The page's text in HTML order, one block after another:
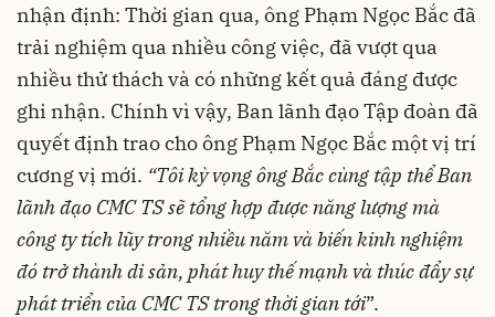
nhận định: Thời gian qua, ông Phạm Ngọc Bắc đã
trải nghiệm qua nhiều công việc, đã vượt qua
nhiều thử thách và có những kết quả đáng được
ghi nhận. Chính vì vậy, Ban lãnh đạo Tập đoàn đã
quyết định trao cho ông Phạm Ngọc Bắc một vị trí
cương vị mới. “Tôi kỳ vọng ông Bắc cùng tập thể Ban
lãnh đạo CMC TS sẽ tổng hợp được năng lượng mà
công ty tích lũy trong nhiều năm và biến kinh nghiệm
đó trở thành di sản, phát huy thế mạnh và thúc đẩy sự
phát triển của CMC TS trong thời gian tới”.